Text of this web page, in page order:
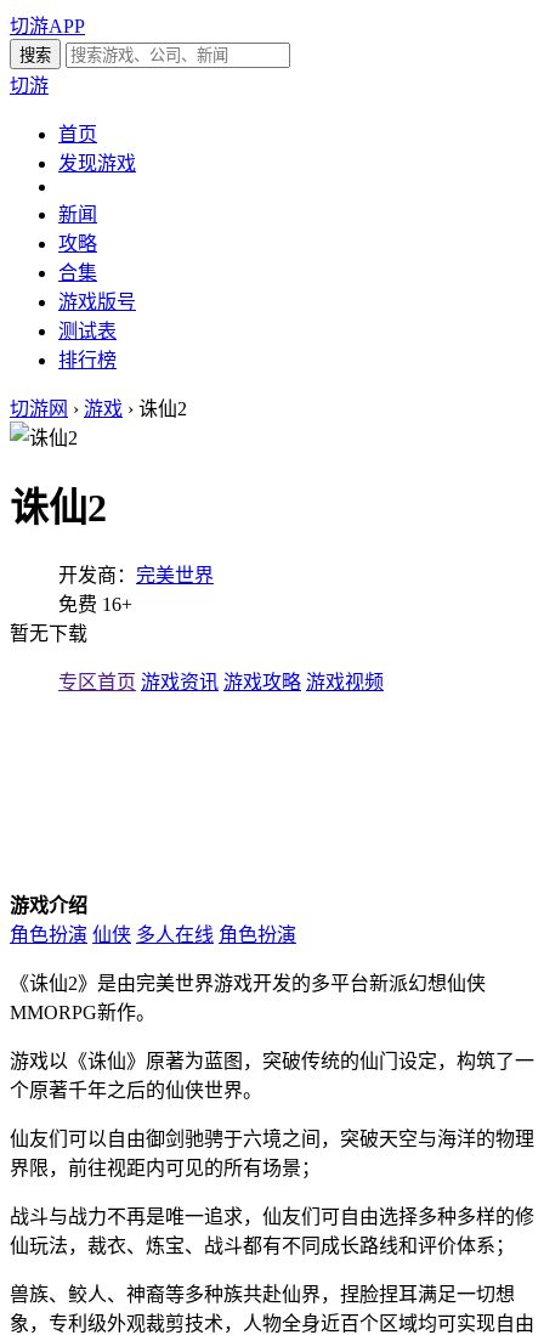
切游APP
切游
首页
发现游戏
新闻
攻略
合集
游戏版号
测试表
排行榜
切游网 › 游戏 › 诛仙2
诛仙2
开发商： 完美世界
免费 16+
暂无下载
专区首页 游戏资讯 游戏攻略 游戏视频
游戏介绍
角色扮演 仙侠 多人在线 角色扮演
《诛仙2》是由完美世界游戏开发的多平台新派幻想仙侠
MMORPG新作。
游戏以《诛仙》原著为蓝图，突破传统的仙门设定，构筑了一
个原著千年之后的仙侠世界。
仙友们可以自由御剑驰骋于六境之间，突破天空与海洋的物理
界限，前往视距内可见的所有场景；
战斗与战力不再是唯一追求，仙友们可自由选择多种多样的修
仙玩法，裁衣、炼宝、战斗都有不同成长路线和评价体系；
兽族、鲛人、神裔等多种族共赴仙界，捏脸捏耳满足一切想
象，专利级外观裁剪技术，人物全身近百个区域均可实现自由